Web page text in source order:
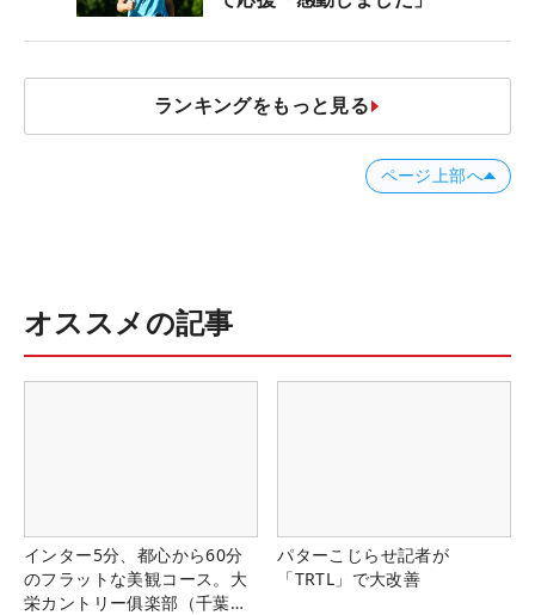
ランキングをもっと見る
ページ上部へ
オススメの記事
インター5分、都心から60分
のフラットな美観コース。大
栄カントリー俱楽部（千葉
パターこじらせ記者が
「TRTL」で大改善